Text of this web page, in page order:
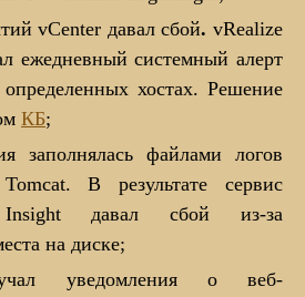
vCenter давал сбой.vRealize
ежедневный системный алерт
хостах. Решение
КБ;
заполнялась файлами логов
В результате сервис
давал сбой из-за
на диске;
уведомления о веб-